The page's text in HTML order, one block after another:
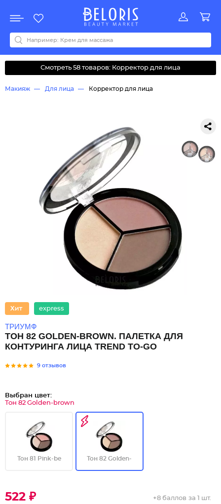
Акции
Все бренды
0-9ABCDEFGHIJKLMNOPQRSTUVWYZАБВДЗИМОКЛНПРСТУФ
Смотреть 58 товаров: Корректор для лица
Макияж Для лица Корректор для лица
express
ТРИУМФ
ТОН 82 GOLDEN-BROWN. ПАЛЕТКА ДЛЯ
КОНТУРИНГА ЛИЦА TREND TO-GO
9 отзывов
Выбран цвет:
Тон 82 Golden-brown
Тон 81 Pink-be Тон 82 Golden-
522 ₽ +8 баллов за 1 шт.